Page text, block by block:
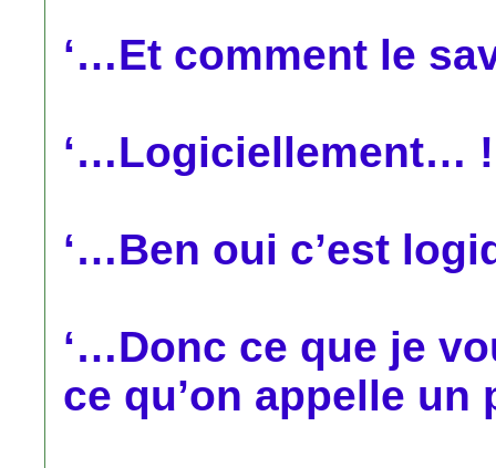
‘…Et comment le
‘…Logiciellement…
‘…Ben oui c’est
‘…Donc ce que je
ce qu’on appelle un